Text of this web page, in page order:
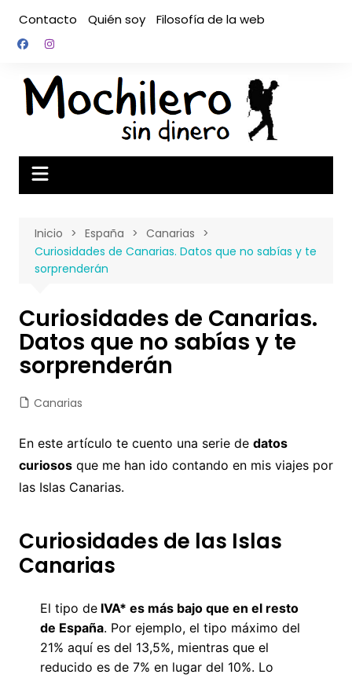
contenido
Contacto Quién soy Filosofía de la web
Inicio España
Canarias
Curiosidades de Canarias. Datos que no sabías y te
sorprenderán
Curiosidades de Canarias.
Datos que no sabías y te
sorprenderán
Canarias
En este artículo te cuento una serie de datos
curiososque me han ido contando en mis viajes por
las Islas Canarias.
Curiosidades de las Islas
Canarias
El tipo deIVA* es más bajo que en el resto
de España. Por ejemplo, el tipo máximo del
21% aquí es del 13,5%, mientras que el
reducido es de 7% en lugar del 10%. Lo